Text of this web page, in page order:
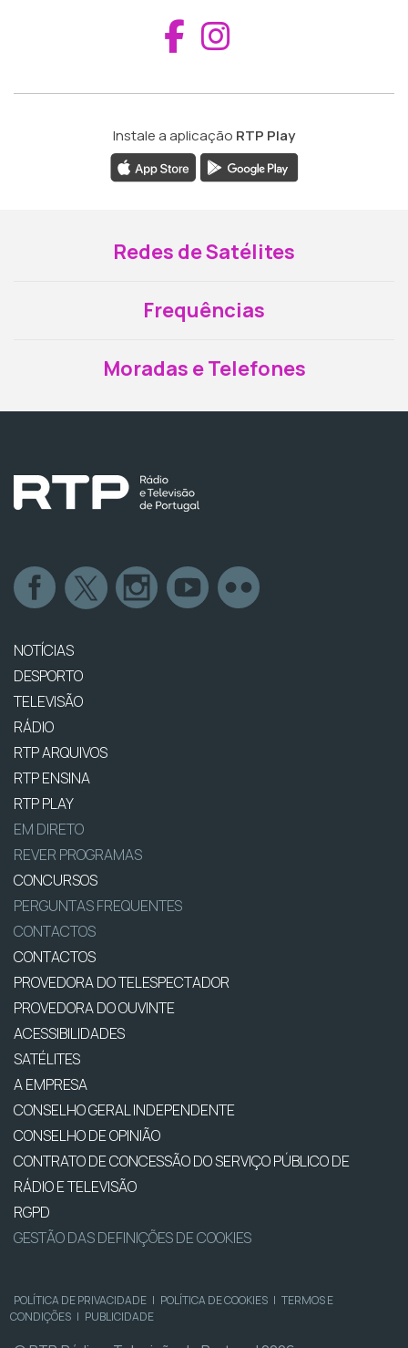
Aceder ao
Instale a aplicação RTP Play
Redes de Satélites
Frequências
Moradas e Telefones
NOTÍCIAS
DESPORTO
TELEVISÃO
RÁDIO
RTP ARQUIVOS
RTP ENSINA
RTP PLAY
EM DIRETO
REVER PROGRAMAS
CONCURSOS
PERGUNTAS FREQUENTES
CONTACTOS
CONTACTOS
PROVEDORA DO TELESPECTADOR
PROVEDORA DO OUVINTE
ACESSIBILIDADES
SATÉLITES
A EMPRESA
CONSELHO GERAL INDEPENDENTE
CONSELHO DE OPINIÃO
CONTRATO DE CONCESSÃO DO SERVIÇO PÚBLICO DE
RÁDIO E TELEVISÃO
RGPD
GESTÃO DAS DEFINIÇÕES DE COOKIES
POLÍTICA DE PRIVACIDADE | POLÍTICA DE COOKIES | TERMOS E
CONDIÇÕES | PUBLICIDADE